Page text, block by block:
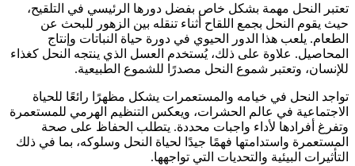
النحل مهمة بشكل خاص بفضل دورها الرئيسي في التلقيح،
يقوم النحل بجمع اللقاح أثناء تنقله بين الزهور للبحث عن
يلعب هذا الدور الحيوي في دورة حياة النباتات وإنتاج
علاوة على ذلك، يُستخدم العسل الذي ينتجه النحل كغذاء
وتعتبر شموع النحل مصدرًا للشموع الطبيعية.
النحل في خيامه والمستعمرات يشكل مظهرًا رائعًا للحياة
في عالم الحشرات، ويعكس التنظيم الهرمي للمستعمرة
أفرادها لأداء واجبات محددة. يتطلب الحفاظ على صحة
واستدامتها فهمًا جيدًا لحياة النحل وسلوكه، بما في ذلك
البيئية والتحديات التي تواجهها.